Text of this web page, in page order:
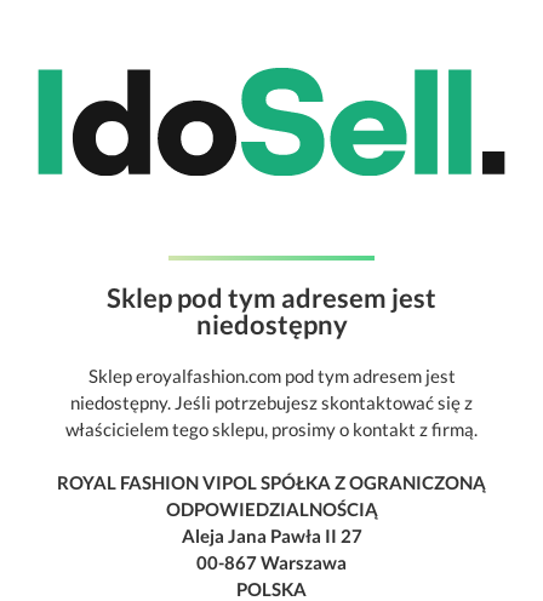
Sklep pod tym adresem jest
niedostępny
Sklep eroyalfashion.com pod tym adresem jest
niedostępny. Jeśli potrzebujesz skontaktować się z
właścicielem tego sklepu, prosimy o kontakt z firmą.
ROYAL FASHION VIPOL SPÓŁKA Z OGRANICZONĄ
ODPOWIEDZIALNOŚCIĄ
Aleja Jana Pawła II 27
00-867 Warszawa
POLSKA